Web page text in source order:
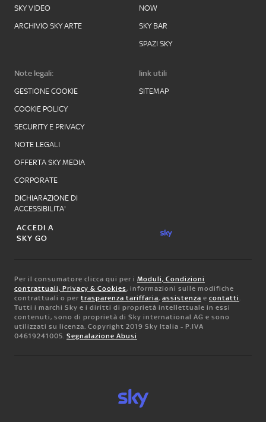
SKY VIDEO
ARCHIVIO SKY ARTE
NOW
SKY BAR
SPAZI SKY
Note legali:
GESTIONE COOKIE
COOKIE POLICY
SECURITY E PRIVACY
NOTE LEGALI
OFFERTA SKY MEDIA
CORPORATE
DICHIARAZIONE DI
ACCESSIBILITA'
link utili
SITEMAP
ACCEDI A
SKY GO
Per il consumatore clicca qui per i Moduli, Condizioni
contrattuali, Privacy & Cookies, informazioni sulle modifiche
contrattuali o per trasparenza tariffaria, assistenza e contatti.
Tutti i marchi Sky e i diritti di proprietà intellettuale in essi
contenuti, sono di proprietà di Sky international AG e sono
utilizzati su licenza. Copyright 2019 Sky Italia - P.IVA
04619241005. Segnalazione Abusi